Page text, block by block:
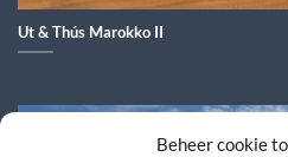
Beheer cookie
Ut & Thús Marokko II